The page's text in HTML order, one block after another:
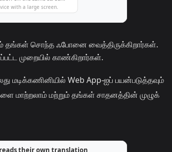
தங்கள் சொந்த ஃபோனை வைத்திருக்கிறார்கள்.
முறையில் காண்கிறார்கள்.
Web App-ஐப் பயன்படுத்தவும்
மாற்றலாம் மற்றும் தங்கள் சாதனத்தின் முழுக்